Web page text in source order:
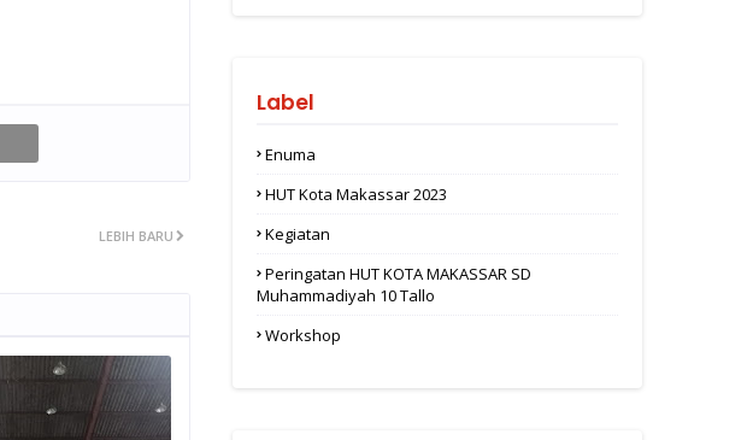
LEBIH BARU
Label
Enuma
HUT Kota Makassar 2023
Kegiatan
Peringatan HUT KOTA MAKASSAR SD
Muhammadiyah 10 Tallo
Workshop